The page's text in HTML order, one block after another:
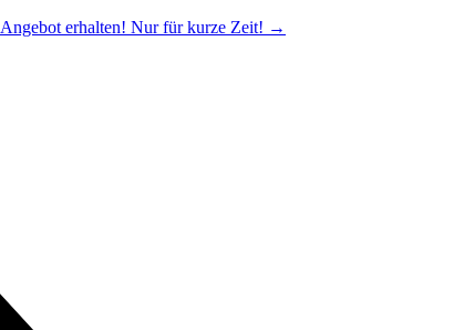
erhalten! Nur für kurze Zeit! →